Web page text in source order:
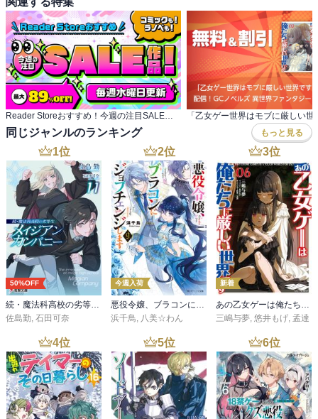
同じジャンルのランキング もっと見る
1位
50%OFF
続・魔法科高校の劣等生 メイジアン・カンパニー(11)
佐島勤, 石田可奈
2位
今週入荷
悪役令嬢、ブラコンにジョブチェンジします９【電子特典付き】
浜千鳥, 八美☆わん
3位
新着
あの乙女ゲーは俺たちに厳しい世界です 6
三嶋与夢, 悠井もげ, 孟達
4位 5位 6位